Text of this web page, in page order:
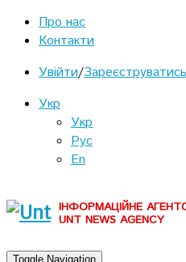
Про нас
Контакти
Увійти/Зареєструватись
Укр
Укр
Рус
En
ІНФОРМАЦІЙНЕ
UNT NEWS AGENCY
Toggle Navigation